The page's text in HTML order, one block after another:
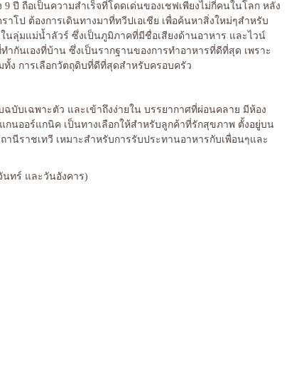
ปี ถือเป็นความสำเร็จที่โดดเด่นของเชฟเพียงไม่กี่คนในโลก หลัง
โป ต้องการเดินทางมาที่ทวีปเอเชีย เพื่อค้นหาสิ่งใหม่ๆสำหรับ
นลุ่มแม่น้ำลัวร์ ซึ่งเป็นภูมิภาคที่มีชื่อเสียงด้านอาหาร และไวน์
กันเองที่บ้าน ซึ่งเป็นรากฐานของการทำอาหารที่ดีที่สุด เพราะ
ง การเลือกวัตถุดิบที่ดีที่สุดสำหรับครอบครัว
บับเฉพาะตัว และเข้าถึงง่ายใน บรรยากาศที่ผ่อนคลาย มีห้อง
กนออร์แกนิค เป็นทางเลือกให้สำหรับลูกค้าที่รักสุขภาพ ตั้งอยู่บน
นีราชเทวี เหมาะสำหรับการรับประทานอาหารกับเพื่อนๆและ
ทร์ และวันอังคาร)